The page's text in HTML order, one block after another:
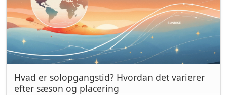
Hvad er solopgangstid? Hvordan det varierer
efter sæson og placering